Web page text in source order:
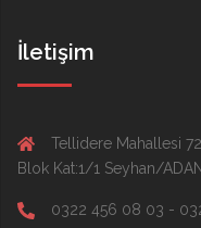
İletişim
Tellidere Mahallesi
Blok Kat:1/1 Seyhan/
0322 456 08 03 -